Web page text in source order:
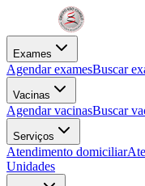
Exames
Agendar examesBuscar
Vacinas
Agendar vacinasBuscar
Serviços
Atendimento domiciliar
Unidades